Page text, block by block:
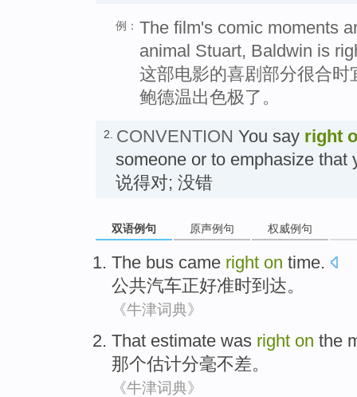
例： The film's comic moments
animal Stuart, Baldwin is
这部电影的喜剧部分很合
鲍德温出色极了。
2. CONVENTION You say right
someone or to emphasize that
说得对; 没错
双语例句 原声例句 权威例句
The bus came right on time.
公共汽车正好准时到达。
《牛津词典》
That estimate was right on the
那个估计分毫不差。
《牛津词典》